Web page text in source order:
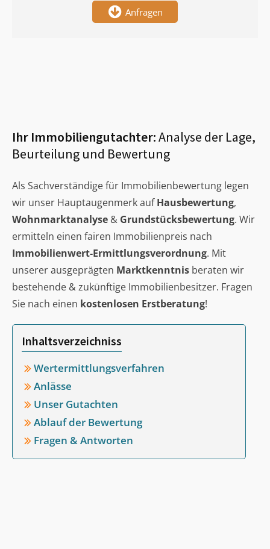
Anfragen
Ihr Immobiliengutachter:Analyse der Lage,
Beurteilung und Bewertung
Als Sachverständige für Immobilienbewertung legen
wir unser Hauptaugenmerk aufHausbewertung,
Wohnmarktanalyse & Grundstücksbewertung. Wir
ermitteln einen fairen Immobilienpreis nach
Immobilienwert-Ermittlungsverordnung. Mit
unserer ausgeprägten Marktkenntnis beraten wir
bestehende & zukünftige Immobilienbesitzer. Fragen
Sie nach einen kostenlosen Erstberatung!
Inhaltsverzeichniss
Wertermittlungsverfahren
Anlässe
Unser Gutachten
Ablauf der Bewertung
Fragen & Antworten